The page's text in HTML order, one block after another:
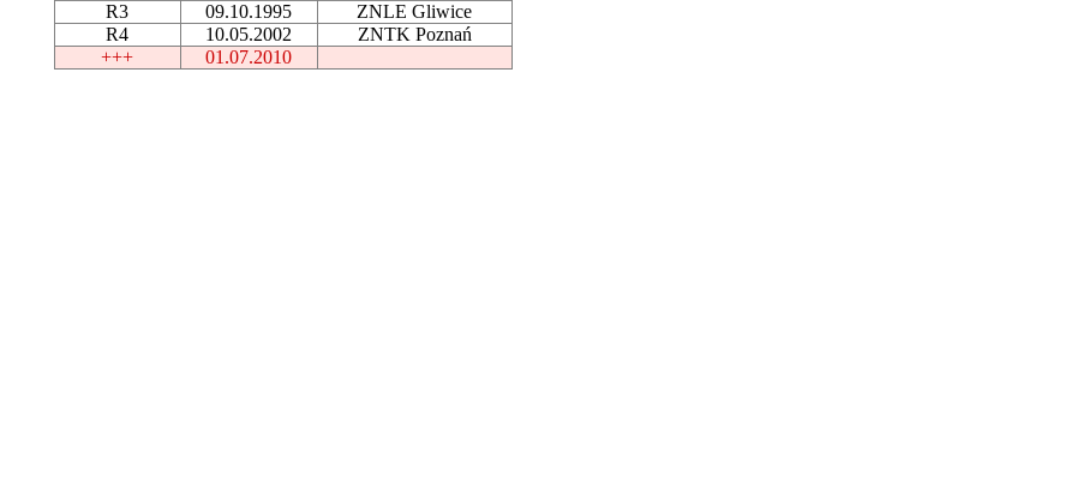
R3
09.10.1995
ZNLE Gliwice
R4
10.05.2002
ZNTK Poznań
+++
01.07.2010